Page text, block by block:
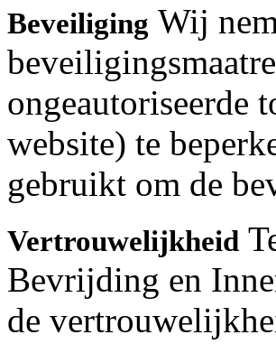
Beveiliging Wij
ongeautoriseerde
website) te
gebruikt om de
Vertrouwelijkheid
Bevrijding en
de